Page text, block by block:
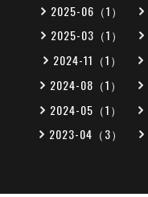
2025-06（1）
2025-03（1）
2024-11（1）
2024-08（1）
2024-05（1）
2023-04（3）